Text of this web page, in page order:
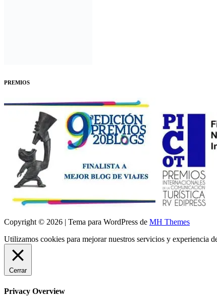
PREMIOS
Copyright © 2026 | Tema para WordPress de MH Themes
Utilizamos cookies para mejorar nuestros servicios y experiencia
Cerrar
Privacy Overview